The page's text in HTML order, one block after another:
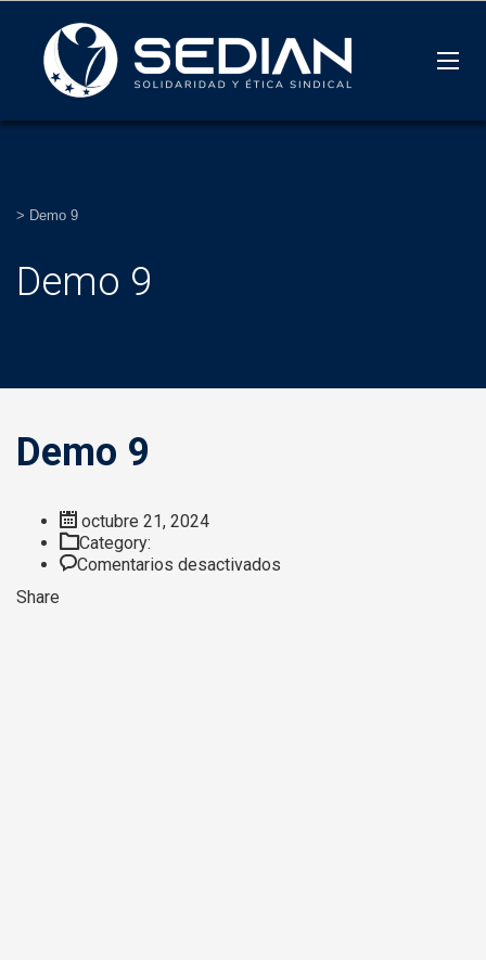
> Demo 9
Demo 9
Demo 9
octubre 21, 2024
Category:
Comentarios desactivados
Share